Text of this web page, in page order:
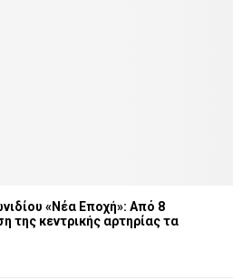
«Νέα Εποχή»: Από 8
της κεντρικής αρτηρίας τα